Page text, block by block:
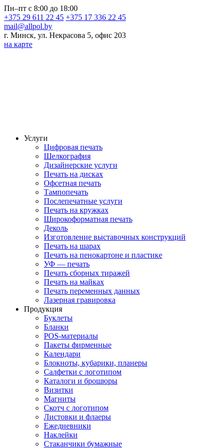
Пн–пт с 8:00 до 18:00
+375 29 611 22 45 +375 17 336 22 45
mail@allpol.by
г. Минск, ул. Некрасова 5, офис 203
на карте
Услуги
Цифровая печать
Шелкография
Дизайнерские услуги
Печать на дисках
Офсетная печать
Тампопечать
Послепечатные услуги
Печать на кружках
Широкоформатная печать
Деколь
Изготовление выставочных конструкций
Печать на шарах
Печать на пенокартоне и пластике
УФ — печать
Печать сборных тиражей
Печать на майках
Печать переменных данных
Лазерная гравировка
Продукция
Буклеты
Бланки
POS-материалы
Пакеты фирменные
Календари
Блокноты, кубарики, планеры
Салфетки с логотипом
Каталоги и брошюры
Визитки
Магниты
Скотч с логотипом
Листовки и флаеры
Ежедневники
Наклейки
Стаканчики бумажные